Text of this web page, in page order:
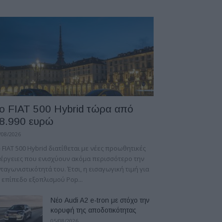
FIAT 500 Hybrid τώρα από
ευρώ
2026
FIAT 500 Hybrid διατίθεται με νέες προωθητικές
που ενισχύουν ακόμα περισσότερο την
του. Έτσι, η εισαγωγική τιμή για
επίπεδο εξοπλισμού Pop...
Νέο Audi A2 e-tron με στόχο την
κορυφή της αποδοτικότητας